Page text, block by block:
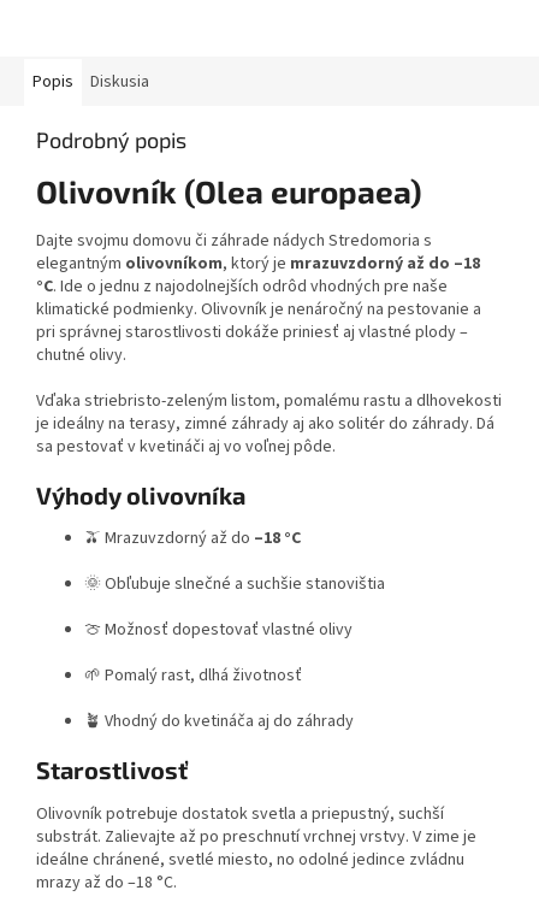
Popis Diskusia
Podrobný popis
Olivovník (Olea europaea)
Dajte svojmu domovu či záhrade nádych Stredomoria s
elegantným olivovníkom, ktorý je mrazuvzdorný až do –18
°C. Ide o jednu z najodolnejších odrôd vhodných pre naše
klimatické podmienky. Olivovník je nenáročný na pestovanie a
pri správnej starostlivosti dokáže priniesť aj vlastné plody –
chutné olivy.
Vďaka striebristo-zeleným listom, pomalému rastu a dlhovekosti
je ideálny na terasy, zimné záhrady aj ako solitér do záhrady. Dá
sa pestovať v kvetináči aj vo voľnej pôde.
Výhody olivovníka
🫒 Mrazuvzdorný až do –18 °C
🌞 Obľubuje slnečné a suchšie stanovištia
🍈 Možnosť dopestovať vlastné olivy
🌱 Pomalý rast, dlhá životnosť
🪴 Vhodný do kvetináča aj do záhrady
Starostlivosť
Olivovník potrebuje dostatok svetla a priepustný, suchší
substrát. Zalievajte až po preschnutí vrchnej vrstvy. V zime je
ideálne chránené, svetlé miesto, no odolné jedince zvládnu
mrazy až do –18 °C.